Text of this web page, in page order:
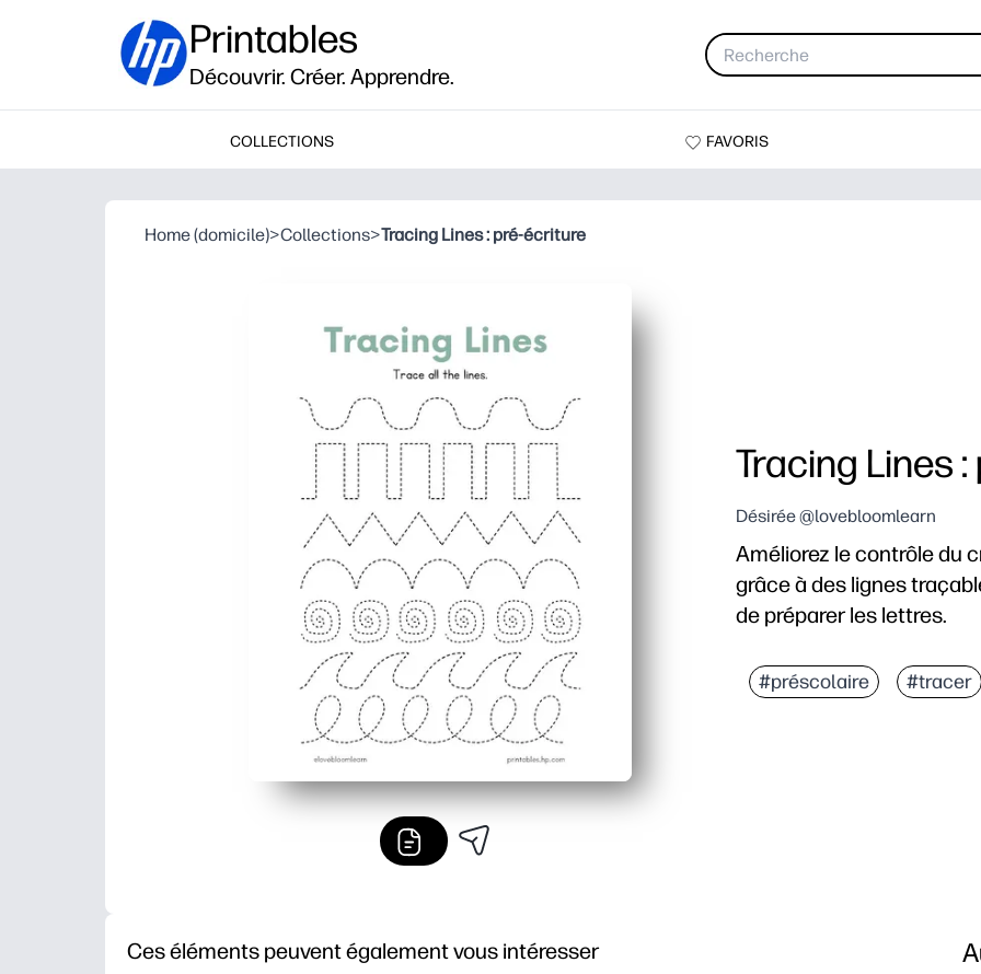
Printables
Découvrir. Créer. Apprendre.
COLLECTIONS FAVORIS
Home (domicile)>Collections>Tracing Lines : pré-écriture
Tracing Lines
Désirée @lovebloomlearn
Améliorez le contrôle du
grâce à des lignes
de préparer les lettres.
Pas de préparation : il
#préscolaire #tracer
Ces éléments peuvent également vous intéresser